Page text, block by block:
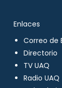
Enlaces
Correo de
Directorio
TV UAQ
Radio UAQ